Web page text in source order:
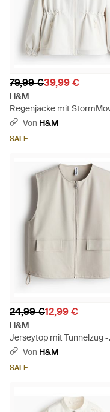
79,99 €39,99 €
H&M
Regenjacke mit
- Weiß
Von H&M
SALE
24,99 €12,99 €
H&M
Jerseytop mit Tunnelzug -
WeißVon H&M
SALE